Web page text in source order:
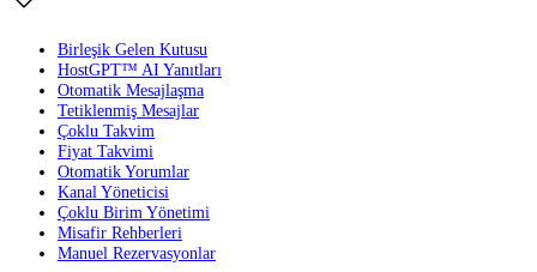
Birleşik Gelen Kutusu
HostGPT™ AI Yanıtları
Otomatik Mesajlaşma
Tetiklenmiş Mesajlar
Çoklu Takvim
Fiyat Takvimi
Otomatik Yorumlar
Kanal Yöneticisi
Çoklu Birim Yönetimi
Misafir Rehberleri
Manuel Rezervasyonlar